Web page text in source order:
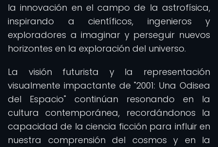
la innovación en el campo de la astrofísica,
inspirando a científicos, ingenieros y
exploradores a imaginar y perseguir nuevos
horizontes en la exploración del universo.
La visión futurista y la representación
visualmente impactante de "2001: Una Odisea
del Espacio" continúan resonando en la
cultura contemporánea, recordándonos la
capacidad de la ciencia ficción para influir en
nuestra comprensión del cosmos y en la